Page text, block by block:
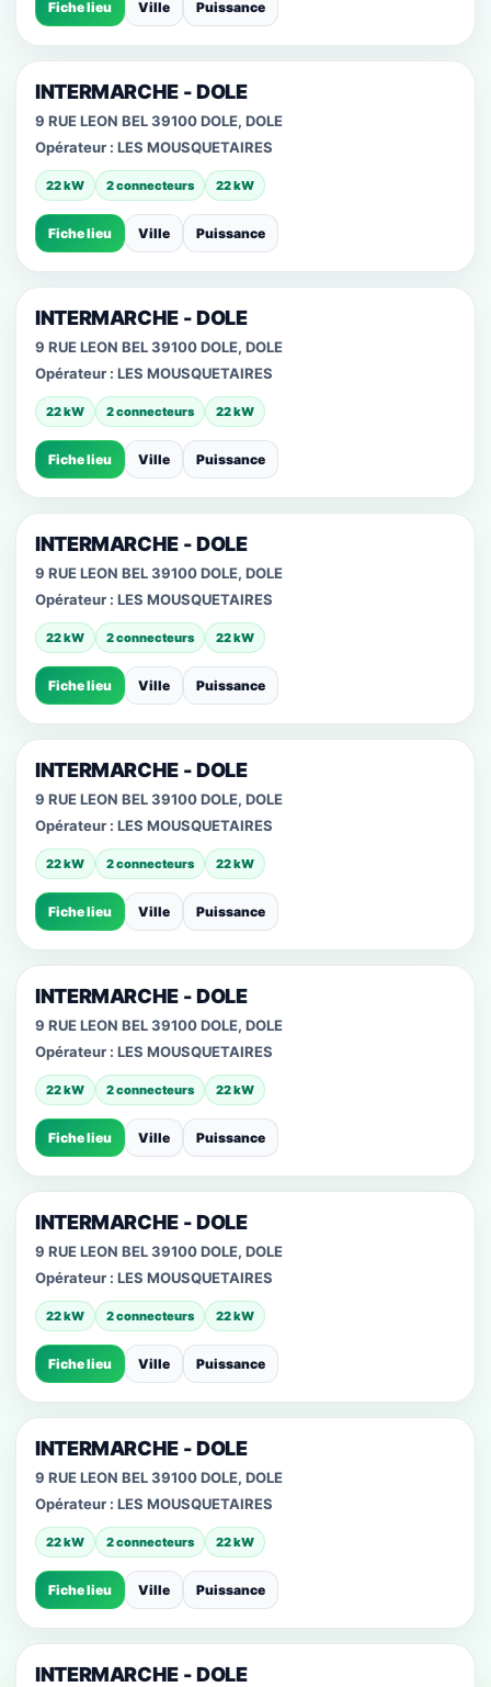
Fiche lieu Ville Puissance
INTERMARCHE - DOLE
9 RUE LEON BEL 39100 DOLE, DOLE
Opérateur : LES MOUSQUETAIRES
22 kW 2 connecteurs 22 kW
Fiche lieu Ville Puissance
INTERMARCHE - DOLE
9 RUE LEON BEL 39100 DOLE, DOLE
Opérateur : LES MOUSQUETAIRES
22 kW 2 connecteurs 22 kW
Fiche lieu Ville Puissance
INTERMARCHE - DOLE
9 RUE LEON BEL 39100 DOLE, DOLE
Opérateur : LES MOUSQUETAIRES
22 kW 2 connecteurs 22 kW
Fiche lieu Ville Puissance
INTERMARCHE - DOLE
9 RUE LEON BEL 39100 DOLE, DOLE
Opérateur : LES MOUSQUETAIRES
22 kW 2 connecteurs 22 kW
Fiche lieu Ville Puissance
INTERMARCHE - DOLE
9 RUE LEON BEL 39100 DOLE, DOLE
Opérateur : LES MOUSQUETAIRES
22 kW 2 connecteurs 22 kW
Fiche lieu Ville Puissance
INTERMARCHE - DOLE
9 RUE LEON BEL 39100 DOLE, DOLE
Opérateur : LES MOUSQUETAIRES
22 kW 2 connecteurs 22 kW
Fiche lieu Ville Puissance
INTERMARCHE - DOLE
9 RUE LEON BEL 39100 DOLE, DOLE
Opérateur : LES MOUSQUETAIRES
22 kW 2 connecteurs 22 kW
Fiche lieu Ville Puissance
INTERMARCHE - DOLE